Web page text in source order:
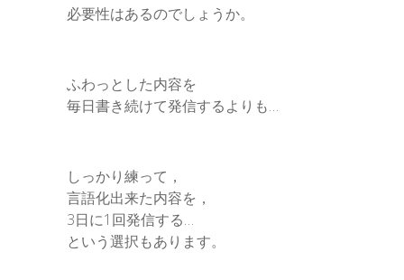
必要性はあるのでしょうか。
ふわっとした内容を
毎日書き続けて発信するよりも…
しっかり練って，
言語化出来た内容を，
3日に1回発信する…
という選択もあります。